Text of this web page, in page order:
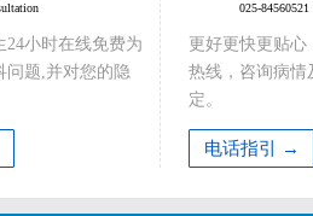
24小时在线免费为
问题,并对您的隐
025-84560521
更好更快更贴
热线，咨询病情
定。
电话指引 →